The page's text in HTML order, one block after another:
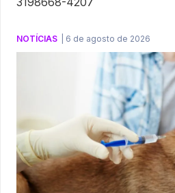
NOTÍCIAS 6 de agosto de 2026